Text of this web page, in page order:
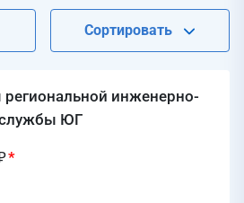
Сортировать
инженерно-
службы ЮГ